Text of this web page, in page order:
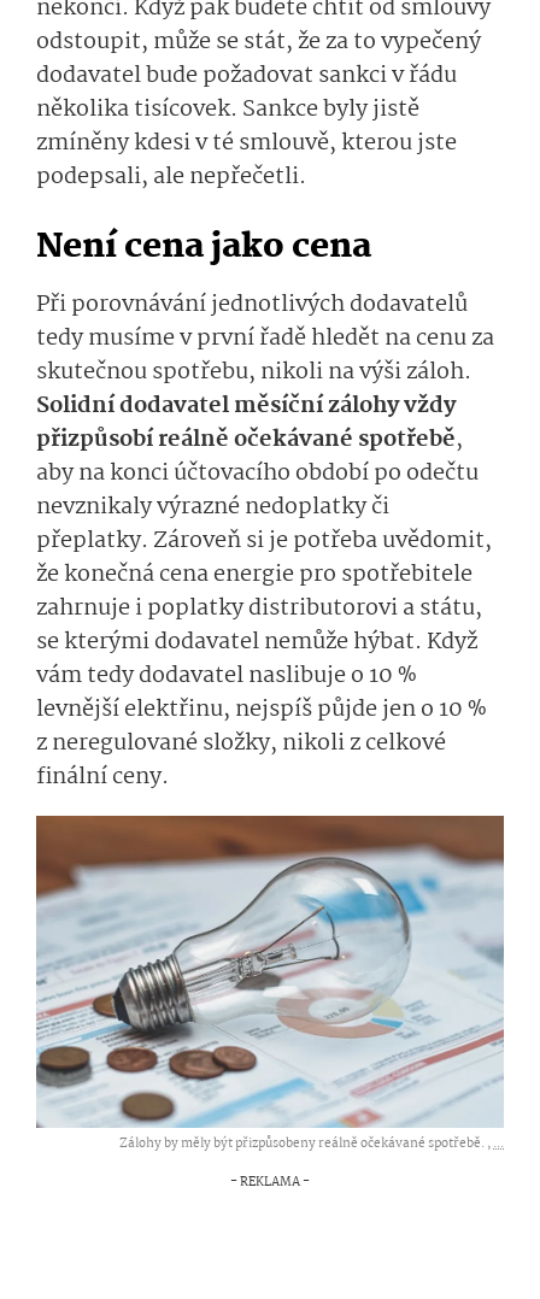
nekončí. Když pak budete chtít od smlouvy
odstoupit, může se stát, že za to vypečený
dodavatel bude požadovat sankci v řádu
několika tisícovek. Sankce byly jistě
zmíněny kdesi v té smlouvě, kterou jste
podepsali, ale nepřečetli.
Není cena jako cena
Při porovnávání jednotlivých dodavatelů
tedy musíme v první řadě hledět na cenu za
skutečnou spotřebu, nikoli na výši záloh.
Solidní dodavatel měsíční zálohy vždy
přizpůsobí reálně očekávané spotřebě,
aby na konci účtovacího období po odečtu
nevznikaly výrazné nedoplatky či
přeplatky. Zároveň si je potřeba uvědomit,
že konečná cena energie pro spotřebitele
zahrnuje i poplatky distributorovi a státu,
se kterými dodavatel nemůže hýbat. Když
vám tedy dodavatel naslibuje o 10 %
levnější elektřinu, nejspíš půjde jen o 10 %
z neregulované složky, nikoli z celkové
finální ceny.
Zálohy by měly být přizpůsobeny reálně očekávané spotřebě. ,...